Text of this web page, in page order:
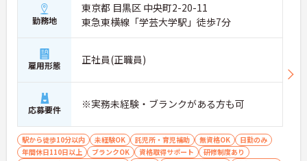
勤務地
東京都 目黒区 中央町2-20-11
東急東横線「学芸大学駅」徒歩7分
雇用形態 正社員(正職員)
応募要件 ※実務未経験・ブランクがある方も可
駅から徒歩10分以内 未経験OK 託児所・育児補助 無資格OK
日勤のみ
年間休日110日以上
ブランクOK 資格取得サポート
研修制度あり